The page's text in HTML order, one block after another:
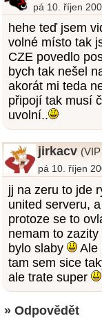
pá 10. říjen
hehe teď jsem
volné místo tak
CZE povedlo
bych tak nešel
akorát mi teda
připojí tak musí
uvolní..
jirkacv
pá 10. říjen
jj na zeru to jde
united serveru,
protoze se to
nemam to zazity
bylo slaby
Ale
tam sem sice
ale trate super
» Odpovědět